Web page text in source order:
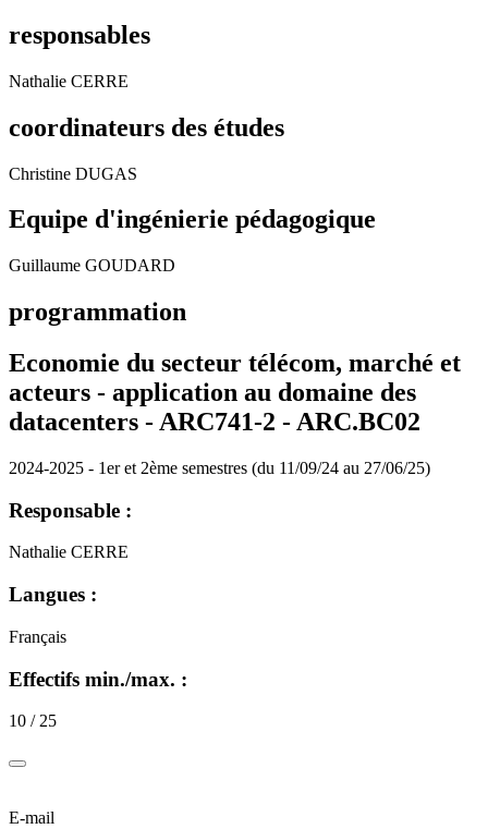
responsables
Nathalie CERRE
coordinateurs des études
Christine DUGAS
Equipe d'ingénierie pédagogique
Guillaume GOUDARD
programmation
Economie du secteur télécom, marché et
acteurs - application au domaine des
datacenters - ARC741-2 - ARC.BC02
2024-2025 - 1er et 2ème semestres (du 11/09/24 au 27/06/25)
Responsable :
Nathalie CERRE
Langues :
Français
Effectifs min./max. :
10 / 25
E-mail